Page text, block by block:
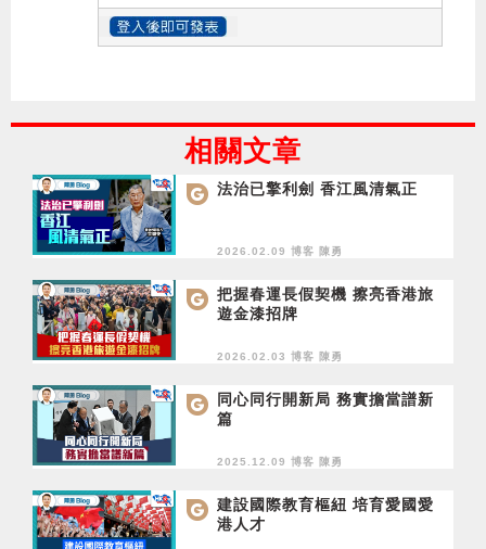
相關文章
法治已擎利劍 香江風清氣正
2026.02.09 博客 陳勇
把握春運長假契機 擦亮香港旅
遊金漆招牌
2026.02.03 博客 陳勇
同心同行開新局 務實擔當譜新
篇
2025.12.09 博客 陳勇
建設國際教育樞紐 培育愛國愛
港人才